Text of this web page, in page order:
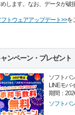
します。なお、データが
フトウェアアップデート>>を
ンペーン・プレゼント
ソフトバ
LINEモバ
期間：
ソフトバ